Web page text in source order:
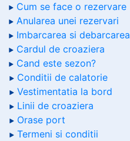
Cum se face o rezervare
Anularea unei rezervari
Imbarcarea si debarcarea
Cardul de croaziera
Cand este sezon?
Conditii de calatorie
Vestimentatia la bord
Linii de croaziera
Orase port
Termeni si conditii